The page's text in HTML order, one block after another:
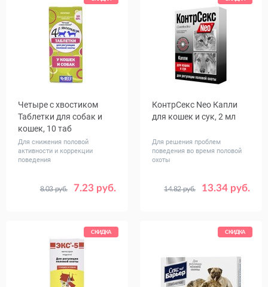
Четыре с хвостиком
Таблетки для собак и
кошек, 10 таб
Для снижения половой
активности и коррекции
поведения
7.23 руб.
8.03 руб.
КонтрСекс Neo Капли
для кошек и сук, 2 мл
Для решения проблем
поведения во время половой
охоты
13.34 руб.
14.82 руб.
СКИДКА СКИДКА